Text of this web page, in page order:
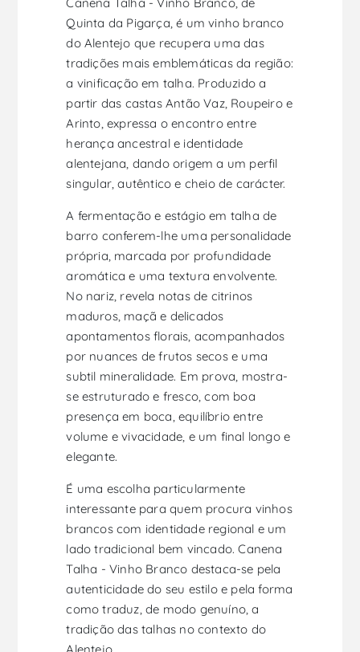
Quinta da Pigarça, é um vinho branco
do Alentejo que recupera uma das
tradições mais emblemáticas da região:
a vinificação em talha. Produzido a
partir das castas Antão Vaz, Roupeiro e
Arinto, expressa o encontro entre
herança ancestral e identidade
alentejana, dando origem a um perfil
singular, autêntico e cheio de carácter.
A fermentação e estágio em talha de
barro conferem-lhe uma personalidade
própria, marcada por profundidade
aromática e uma textura envolvente.
No nariz, revela notas de citrinos
maduros, maçã e delicados
apontamentos florais, acompanhados
por nuances de frutos secos e uma
subtil mineralidade. Em prova, mostra-
se estruturado e fresco, com boa
presença em boca, equilíbrio entre
volume e vivacidade, e um final longo e
elegante.
É uma escolha particularmente
interessante para quem procura vinhos
brancos com identidade regional e um
lado tradicional bem vincado. Canena
Talha - Vinho Branco destaca-se pela
autenticidade do seu estilo e pela forma
como traduz, de modo genuíno, a
tradição das talhas no contexto do
Alentejo.